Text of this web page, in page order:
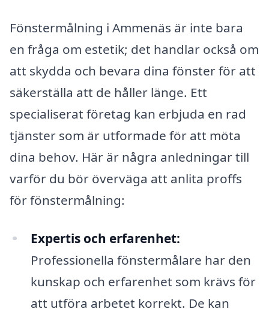
Fönstermålning i Ammenäs är inte bara
en fråga om estetik; det handlar också om
att skydda och bevara dina fönster för att
säkerställa att de håller länge. Ett
specialiserat företag kan erbjuda en rad
tjänster som är utformade för att möta
dina behov. Här är några anledningar till
varför du bör överväga att anlita proffs
för fönstermålning:
Expertis och erfarenhet:
Professionella fönstermålare har den
kunskap och erfarenhet som krävs för
att utföra arbetet korrekt. De kan